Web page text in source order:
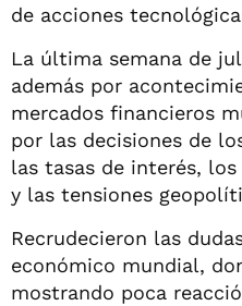
de acciones
La última semana de
además por
mercados financieros
por las decisiones de
las tasas de interés,
y las tensiones
Recrudecieron las
económico mundial,
mostrando poca